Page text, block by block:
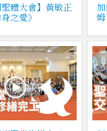
體大會】黃敏正
之愛》